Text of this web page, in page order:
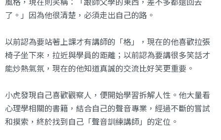
了。」因為他很清楚，必須走出自己的路。
以前認為要站著上課才有講師的「格」，現在的他喜歡拉張
椅子坐下來，拉近與學員的距離；以前認為要講很多笑話才
能炒熱氣氛，現在的他知道真誠的交流比好笑更重要。
小虎發現自己喜歡觀察人，便開始學習拆解人性。他大量看
心理學相關的書籍，結合自己的聲音專業，經過不斷的嘗試
和摸索，終於找到自己「聲音訓練講師」的定位。